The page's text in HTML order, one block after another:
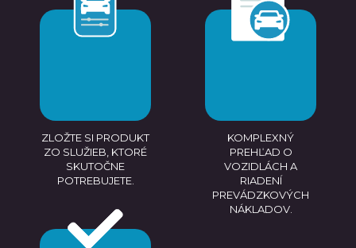
ZLOŽTE SI PRODUKT
ZO SLUŽIEB, KTORÉ
SKUTOČNE
POTREBUJETE.
KOMPLEXNÝ
PREHĽAD O
VOZIDLÁCH A
RIADENÍ
PREVÁDZKOVÝCH
NÁKLADOV.